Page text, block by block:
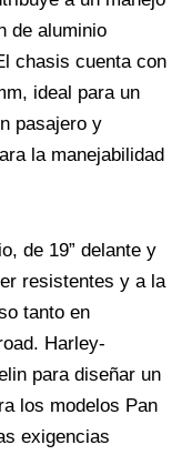
de aluminio
chasis cuenta con
ideal para un
pasajero y
la manejabilidad
de 19” delante y
resistentes y a la
tanto en
Harley-
para diseñar un
los modelos Pan
exigencias